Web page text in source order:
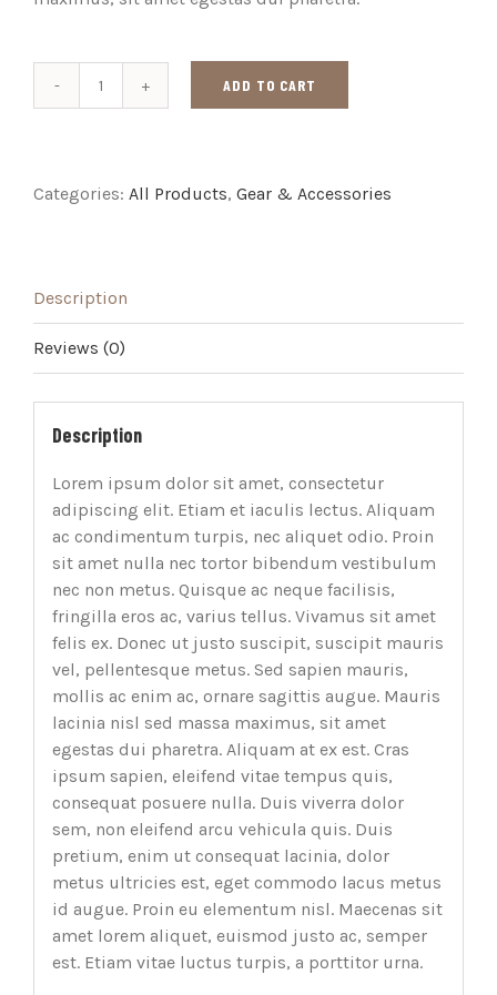
PS4
ADD TO CART
Categories: All Products, Gear & Accessories
Description
Reviews (0)
Description
Lorem ipsum dolor sit amet, consectetur
adipiscing elit. Etiam et iaculis lectus. Aliquam
ac condimentum turpis, nec aliquet odio. Proin
sit amet nulla nec tortor bibendum vestibulum
nec non metus. Quisque ac neque facilisis,
fringilla eros ac, varius tellus. Vivamus sit amet
felis ex. Donec ut justo suscipit, suscipit mauris
vel, pellentesque metus. Sed sapien mauris,
mollis ac enim ac, ornare sagittis augue. Mauris
lacinia nisl sed massa maximus, sit amet
egestas dui pharetra. Aliquam at ex est. Cras
ipsum sapien, eleifend vitae tempus quis,
consequat posuere nulla. Duis viverra dolor
sem, non eleifend arcu vehicula quis. Duis
pretium, enim ut consequat lacinia, dolor
metus ultricies est, eget commodo lacus metus
id augue. Proin eu elementum nisl. Maecenas sit
amet lorem aliquet, euismod justo ac, semper
est. Etiam vitae luctus turpis, a porttitor urna.